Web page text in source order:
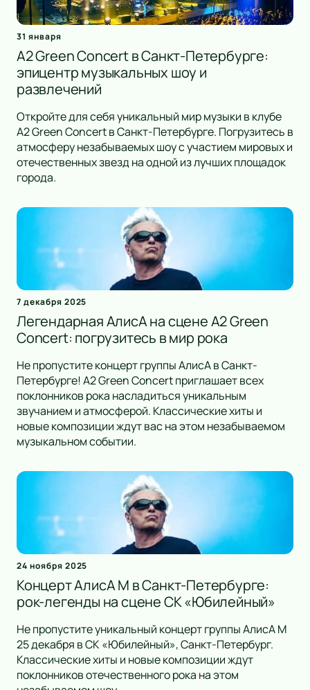
31 января
A2 Green Concert в Санкт-Петербурге:
эпицентр музыкальных шоу и
развлечений
Откройте для себя уникальный мир музыки в клубе
A2 Green Concert в Санкт-Петербурге. Погрузитесь в
атмосферу незабываемых шоу с участием мировых и
отечественных звезд на одной из лучших площадок
города.
7 декабря 2025
Легендарная АлисА на сцене A2 Green
Concert: погрузитесь в мир рока
Не пропустите концерт группы АлисА в Санкт-
Петербурге! A2 Green Concert приглашает всех
поклонников рока насладиться уникальным
звучанием и атмосферой. Классические хиты и
новые композиции ждут вас на этом незабываемом
музыкальном событии.
24 ноября 2025
Концерт АлисА М в Санкт-Петербурге:
рок-легенды на сцене СК «Юбилейный»
Не пропустите уникальный концерт группы АлисА М
25 декабря в СК «Юбилейный», Санкт-Петербург.
Классические хиты и новые композиции ждут
поклонников отечественного рока на этом